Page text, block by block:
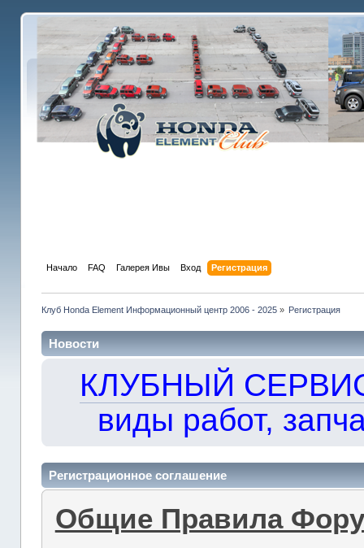
Начало FAQ Галерея Ивы Вход Регистрация
Клуб Honda Element Информационный центр 2006 - 2025» Регистрация
Новости
КЛУБНЫЙ
виды работ,
Регистрационное соглашение
Общие Правила